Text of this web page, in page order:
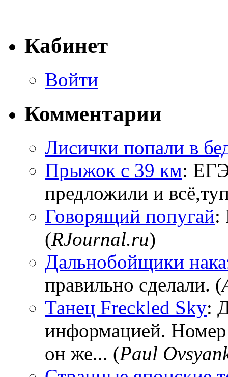
Кабинет
Войти
Комментарии
Лисички попали в
Прыжок с 39 км:
предложили и
Говорящий попугай:
(RJournal.ru)
Дальнобойщики
правильно сделали. (
Танец Freckled Sky:
информацией.
он же... (Paul